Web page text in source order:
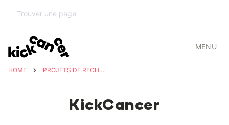
MENU
HOME PROJETS DE RECHERCHE
KickCancer